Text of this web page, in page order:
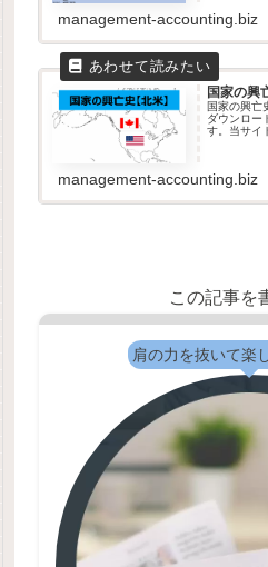
management-accounting.biz
国家の興
国家の興亡
ダウンロー
す。当サイ
management-accounting.biz
この記事を
肩の力を抜いて楽